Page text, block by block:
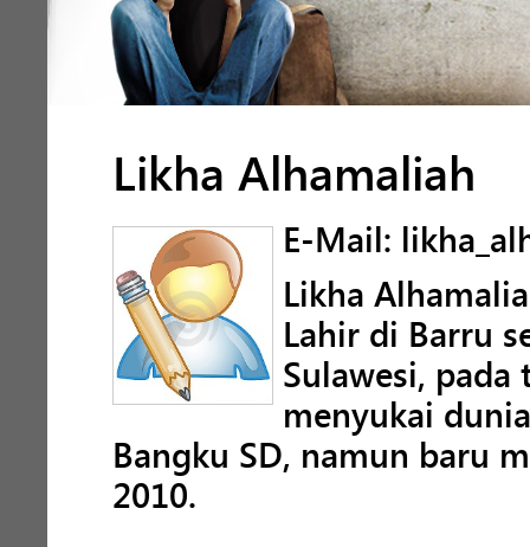
Likha Alhamaliah
E-Mail:
Likha
Lahir di Barru
Sulawesi,
menyukai
Bangku SD, namun baru
2010.